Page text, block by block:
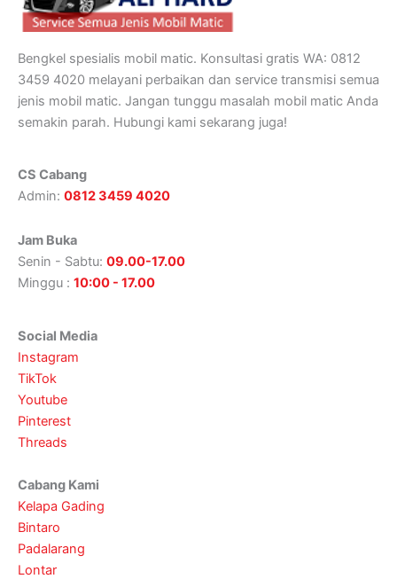
Bengkel spesialis mobil matic. Konsultasi gratis WA: 0812
3459 4020 melayani perbaikan dan service transmisi semua
jenis mobil matic. Jangan tunggu masalah mobil matic Anda
semakin parah. Hubungi kami sekarang juga!
CS Cabang
Admin: 0812 3459 4020
Jam Buka
Senin - Sabtu: 09.00-17.00
Minggu : 10:00 - 17.00
Social Media
Instagram
TikTok
Youtube
Pinterest
Threads
Cabang Kami
Kelapa Gading
Bintaro
Padalarang
Lontar